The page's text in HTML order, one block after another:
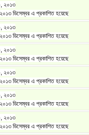
২০১৩
ডিসেম্বর এ প্রকাশিত হয়েছে
২০১৩
ডিসেম্বর এ প্রকাশিত হয়েছে
২০১৩
ডিসেম্বর এ প্রকাশিত হয়েছে
২০১৩
ডিসেম্বর এ প্রকাশিত হয়েছে
২০১৩
ডিসেম্বর এ প্রকাশিত হয়েছে
২০১৩
ডিসেম্বর এ প্রকাশিত হয়েছে